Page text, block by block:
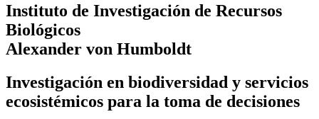
Instituto de Investigación de Recursos
Biológicos
Alexander von Humboldt
Investigación en biodiversidad y servicios
ecosistémicos para la toma de decisiones